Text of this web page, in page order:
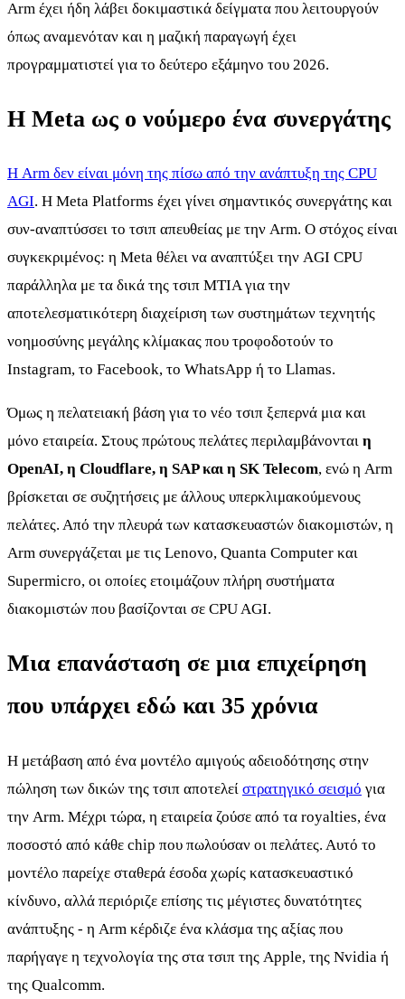
Arm έχει ήδη λάβει δοκιμαστικά δείγματα που λειτουργούν
όπως αναμενόταν και η μαζική παραγωγή έχει
προγραμματιστεί για το δεύτερο εξάμηνο του 2026.
Η Meta ως ο νούμερο ένα συνεργάτης
Η Arm δεν είναι μόνη της πίσω από την ανάπτυξη της CPU
AGI. Η Meta Platforms έχει γίνει σημαντικός συνεργάτης και
συν-αναπτύσσει το τσιπ απευθείας με την Arm. Ο στόχος είναι
συγκεκριμένος: η Meta θέλει να αναπτύξει την AGI CPU
παράλληλα με τα δικά της τσιπ MTIA για την
αποτελεσματικότερη διαχείριση των συστημάτων τεχνητής
νοημοσύνης μεγάλης κλίμακας που τροφοδοτούν το
Instagram, το Facebook, το WhatsApp ή το Llamas.
Όμως η πελατειακή βάση για το νέο τσιπ ξεπερνά μια και
μόνο εταιρεία. Στους πρώτους πελάτες περιλαμβάνονται η
OpenAI, η Cloudflare, η SAP και η SK Telecom, ενώ η Arm
βρίσκεται σε συζητήσεις με άλλους υπερκλιμακούμενους
πελάτες. Από την πλευρά των κατασκευαστών διακομιστών, η
Arm συνεργάζεται με τις Lenovo, Quanta Computer και
Supermicro, οι οποίες ετοιμάζουν πλήρη συστήματα
διακομιστών που βασίζονται σε CPU AGI.
Μια επανάσταση σε μια επιχείρηση
που υπάρχει εδώ και 35 χρόνια
Η μετάβαση από ένα μοντέλο αμιγούς αδειοδότησης στην
πώληση των δικών της τσιπ αποτελεί στρατηγικό σεισμό για
την Arm. Μέχρι τώρα, η εταιρεία ζούσε από τα royalties, ένα
ποσοστό από κάθε chip που πωλούσαν οι πελάτες. Αυτό το
μοντέλο παρείχε σταθερά έσοδα χωρίς κατασκευαστικό
κίνδυνο, αλλά περιόριζε επίσης τις μέγιστες δυνατότητες
ανάπτυξης - η Arm κέρδιζε ένα κλάσμα της αξίας που
παρήγαγε η τεχνολογία της στα τσιπ της Apple, της Nvidia ή
της Qualcomm.